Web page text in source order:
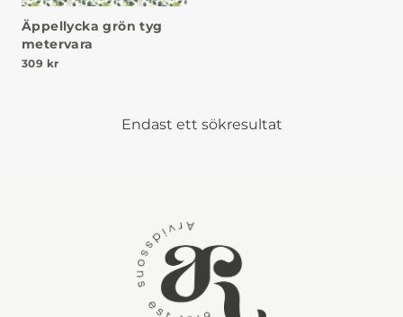
Äppellycka grön tyg
metervara
309 kr
Endast ett sökresultat